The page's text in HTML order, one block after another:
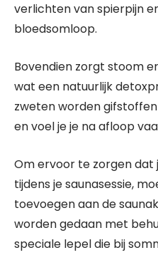
verlichten van spierpijn
bloedsomloop.
Bovendien zorgt stoom
wat een natuurlijk
zweten worden
en voel je je na afloop
Om ervoor te zorgen
tijdens je saunasessie,
toevoegen aan de
worden gedaan met
speciale lepel die bij